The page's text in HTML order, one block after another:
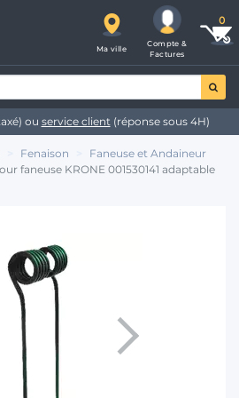
Ma ville
Compte &
Factures
ou service client(réponse sous 4H)
Fenaison
Faneuse et Andaineur
faneuse KRONE 001530141 adaptable